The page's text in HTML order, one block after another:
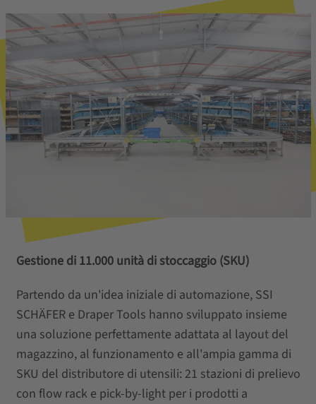
Gestione di 11.000 unità di stoccaggio (SKU)
Partendo da un'idea iniziale di automazione, SSI
SCHÄFER e Draper Tools hanno sviluppato insieme
una soluzione perfettamente adattata al layout del
magazzino, al funzionamento e all'ampia gamma di
SKU del distributore di utensili: 21 stazioni di prelievo
con flow rack e pick-by-light per i prodotti a